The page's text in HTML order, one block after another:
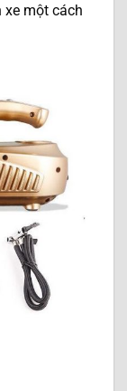
xe một cách